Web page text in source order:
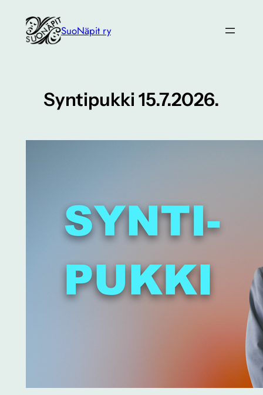
sisältöön
SuoNäpit ry
Syntipukki 15.7.2026.